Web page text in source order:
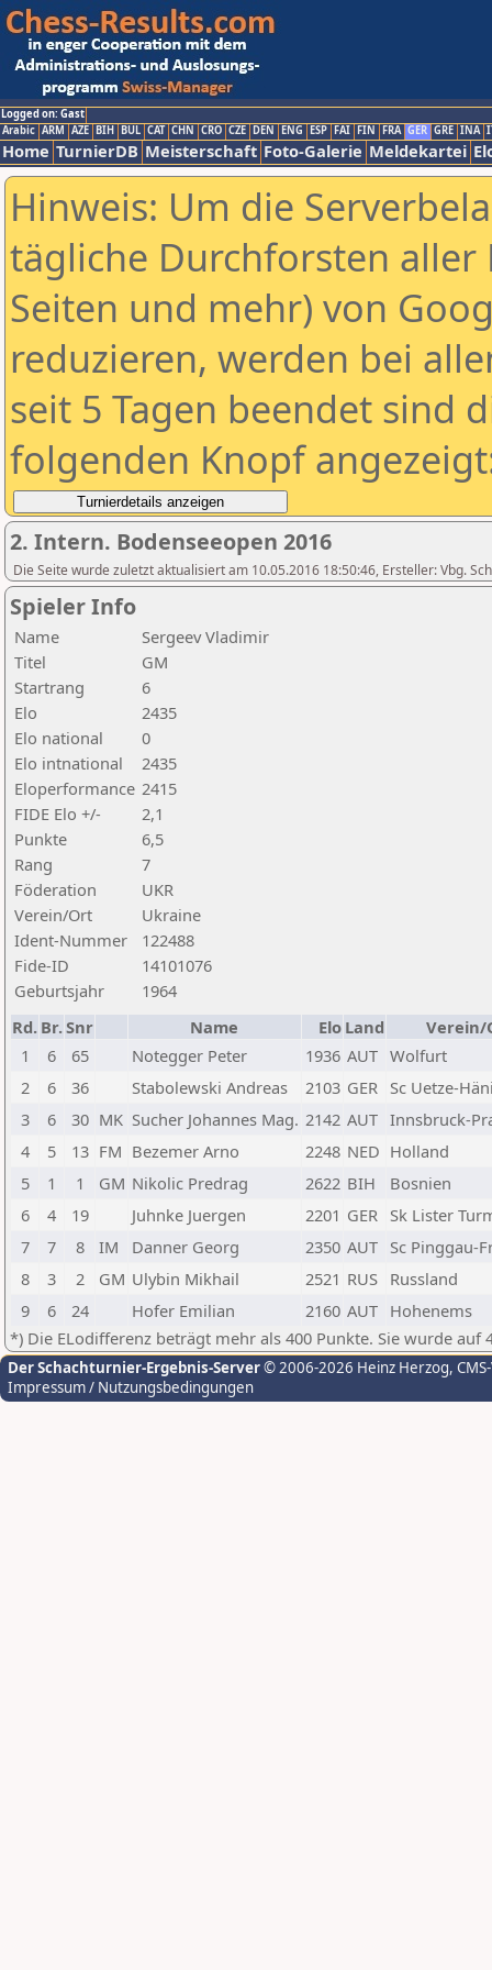
Logged on: Gast
Arabic ARM AZE BIH BUL CAT CHN CRO CZE DEN ENG ESP FAI FIN FRA GER GRE INA
Home TurnierDB Meisterschaft Foto-Galerie Meldekartei
Hinweis: Um die
tägliche Durchforsten aller
Seiten und mehr) von
reduzieren, werden bei
seit 5 Tagen beendet sind
folgenden Knopf
2. Intern. Bodenseeopen 2016
Die Seite wurde zuletzt aktualisiert am 10.05.2016 18:50:46, Ersteller: Vbg.
Spieler Info
Name
Sergeev Vladimir
Titel
GM
Startrang
6
Elo
2435
Elo national
0
Elo intnational
2435
Eloperformance 2415
FIDE Elo +/-
2,1
Punkte
6,5
Rang
7
Föderation
UKR
Verein/Ort
Ukraine
Ident-Nummer
122488
Fide-ID
14101076
Geburtsjahr
1964
Rd. Br.Snr Name Elo Land
Verein/
1
6 65 Notegger Peter 1936 AUT Wolfurt
2
6 36 Stabolewski Andreas 2103 GER Sc Uetze-
3
6 30 MK Sucher Johannes Mag. 2142 AUT Innsbruck-
4
5 13 FM Bezemer Arno 2248 NED Holland
5
1 1 GM Nikolic Predrag 2622 BIH
Bosnien
6
4 19 Juhnke Juergen 2201 GER Sk Lister
7
7 8 IM Danner Georg 2350 AUT Sc Pinggau-
8
3 2 GM Ulybin Mikhail 2521 RUS Russland
9
6 24 Hofer Emilian 2160 AUT Hohenems
*) Die ELodifferenz beträgt mehr als 400 Punkte. Sie wurde auf
Der Schachturnier-Ergebnis-Server© 2006-2026 Heinz Herzog,
Impressum / Nutzungsbedingungen